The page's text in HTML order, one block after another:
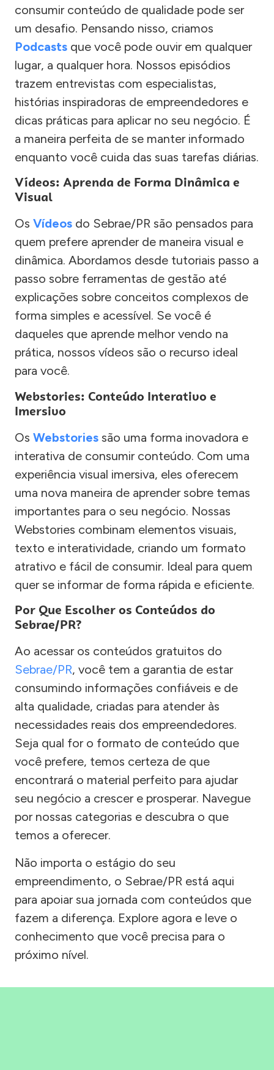
consumir conteúdo de qualidade pode ser
um desafio. Pensando nisso, criamos
Podcasts que você pode ouvir em qualquer
lugar, a qualquer hora. Nossos episódios
trazem entrevistas com especialistas,
histórias inspiradoras de empreendedores e
dicas práticas para aplicar no seu negócio. É
a maneira perfeita de se manter informado
enquanto você cuida das suas tarefas diárias.
Vídeos: Aprenda de Forma Dinâmica e
Visual
Os Vídeos do Sebrae/PR são pensados para
quem prefere aprender de maneira visual e
dinâmica. Abordamos desde tutoriais passo a
passo sobre ferramentas de gestão até
explicações sobre conceitos complexos de
forma simples e acessível. Se você é
daqueles que aprende melhor vendo na
prática, nossos vídeos são o recurso ideal
para você.
Webstories: Conteúdo Interativo e
Imersivo
Os Webstories são uma forma inovadora e
interativa de consumir conteúdo. Com uma
experiência visual imersiva, eles oferecem
uma nova maneira de aprender sobre temas
importantes para o seu negócio. Nossas
Webstories combinam elementos visuais,
texto e interatividade, criando um formato
atrativo e fácil de consumir. Ideal para quem
quer se informar de forma rápida e eficiente.
Por Que Escolher os Conteúdos do
Sebrae/PR?
Ao acessar os conteúdos gratuitos do
Sebrae/PR, você tem a garantia de estar
consumindo informações confiáveis e de
alta qualidade, criadas para atender às
necessidades reais dos empreendedores.
Seja qual for o formato de conteúdo que
você prefere, temos certeza de que
encontrará o material perfeito para ajudar
seu negócio a crescer e prosperar. Navegue
por nossas categorias e descubra o que
temos a oferecer.
Não importa o estágio do seu
empreendimento, o Sebrae/PR está aqui
para apoiar sua jornada com conteúdos que
fazem a diferença. Explore agora e leve o
conhecimento que você precisa para o
próximo nível.